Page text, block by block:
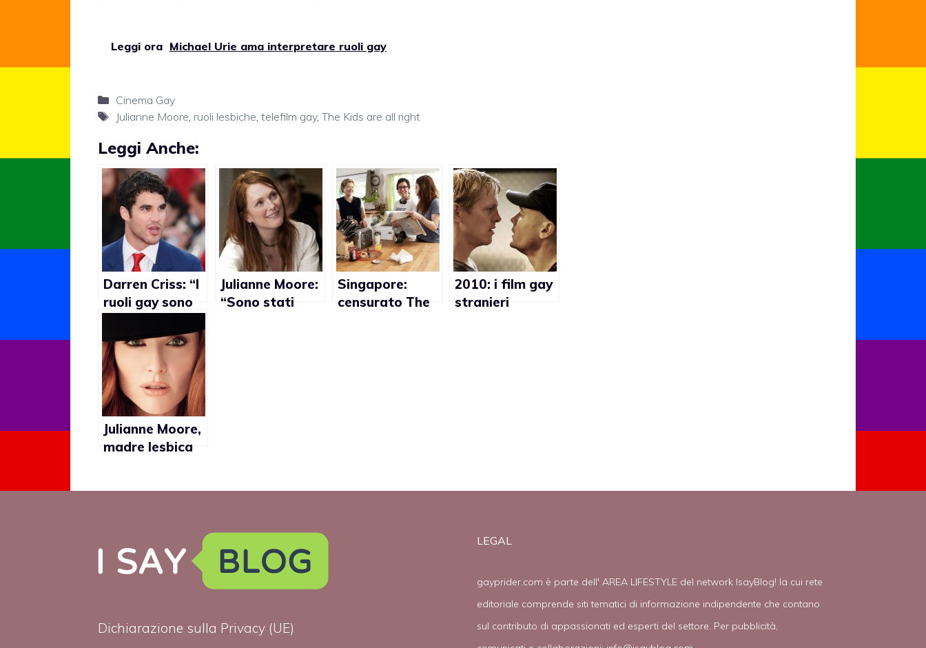
Leggi ora Michael Urie ama interpretare ruoli gay
Categorie
Cinema Gay
Tag
Julianne Moore, ruoli lesbiche, telefilm gay,The Kids are all right
Leggi Anche:
Darren Criss: “I
ruoli gay sono
me”
Julianne Moore:
“Sono stati
Singapore:
censurato The
2010: i film gay
stranieri
Julianne Moore,
madre lesbica
Dichiarazione sulla Privacy (UE)
LEGAL
gayprider.com è parte dell' AREA LIFESTYLE del network IsayBlog! la cui rete
editoriale comprende siti tematici di informazione indipendente che contano
sul contributo di appassionati ed esperti del settore. Per pubblicità,